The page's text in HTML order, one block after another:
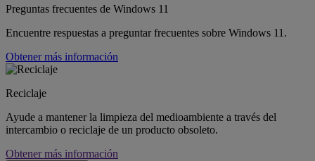
Preguntas frecuentes de Windows 11
Encuentre respuestas a preguntar frecuentes sobre Windows 11.
Obtener más información
Reciclaje
Ayude a mantener la limpieza del medioambiente a través del
intercambio o reciclaje de un producto obsoleto.
Obtener más información